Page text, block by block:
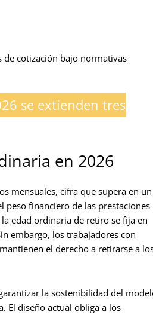
de cotización bajo normativas
se extienden tres
en 2026
mensuales, cifra que supera en un
peso financiero de las prestaciones
edad ordinaria de retiro se fija en
embargo, los trabajadores con
el derecho a retirarse a
la sostenibilidad del
El diseño actual obliga a los